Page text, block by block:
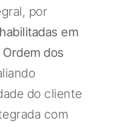
por
em
dos
do cliente
com